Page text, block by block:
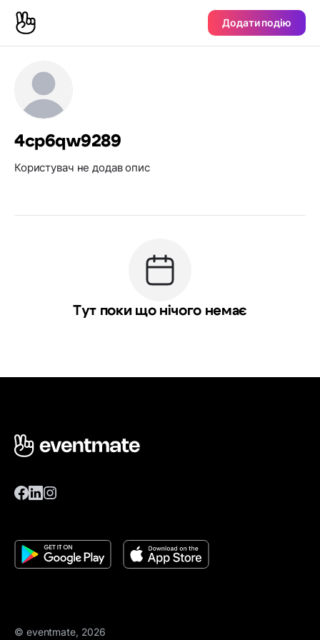
Додати подію
4cp6qw9289
Користувач не додав опис
Тут поки що нічого немає
© eventmate, 2026